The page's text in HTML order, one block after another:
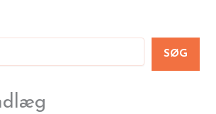
SØG